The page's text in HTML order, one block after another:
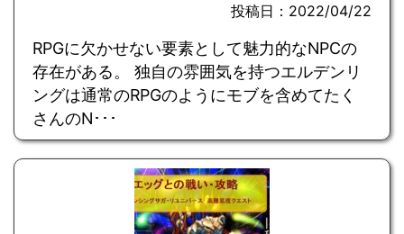
投稿日：2022/04/22
RPGに欠かせない要素として魅力的なNPCの
存在がある。 独自の雰囲気を持つエルデンリ
ングは通常のRPGのようにモブを含めてたく
さんのN･･･